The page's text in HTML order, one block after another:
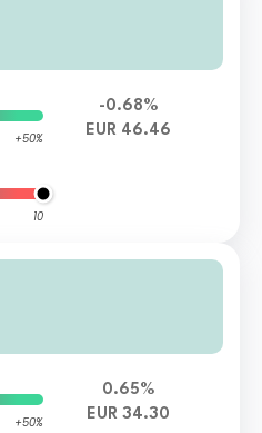
+50%
10
-0.68%
EUR 46.46
+50%
0.65%
EUR 34.30